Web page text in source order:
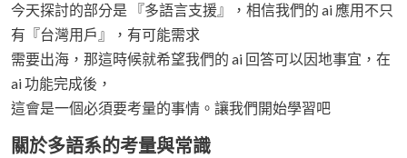
今天探討的部分是 『多語言支援』，相信我們的 ai 應用不只
有『台灣用戶』，有可能需求
需要出海，那這時候就希望我們的 ai 回答可以因地事宜，在
ai 功能完成後，
這會是一個必須要考量的事情。讓我們開始學習吧
關於多語系的考量與常識